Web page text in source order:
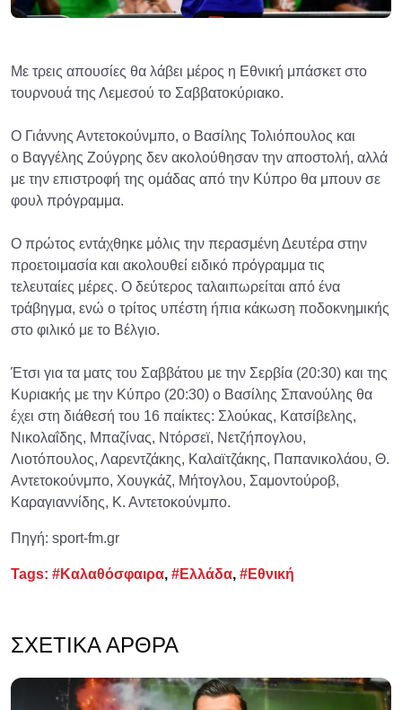
Με τρεις απουσίες θα λάβει μέρος η Εθνική μπάσκετ στο
τουρνουά της Λεμεσού το Σαββατοκύριακο.
Ο Γιάννης Αντετοκούνμπο, ο Βασίλης Τολιόπουλος και
ο Βαγγέλης Ζούγρης δεν ακολούθησαν την αποστολή, αλλά
με την επιστροφή της ομάδας από την Κύπρο θα μπουν σε
φουλ πρόγραμμα.
Ο πρώτος εντάχθηκε μόλις την περασμένη Δευτέρα στην
προετοιμασία και ακολουθεί ειδικό πρόγραμμα τις
τελευταίες μέρες. Ο δεύτερος ταλαιπωρείται από ένα
τράβηγμα, ενώ ο τρίτος υπέστη ήπια κάκωση ποδοκνημικής
στο φιλικό με το Βέλγιο.
Έτσι για τα ματς του Σαββάτου με την Σερβία (20:30) και της
Κυριακής με την Κύπρο (20:30) ο Βασίλης Σπανούλης θα
έχει στη διάθεσή του 16 παίκτες: Σλούκας, Κατσίβελης,
Νικολαΐδης, Μπαζίνας, Ντόρσεϊ, Νετζήπογλου,
Λιοτόπουλος, Λαρεντζάκης, Καλαϊτζάκης, Παπανικολάου, Θ.
Αντετοκούνμπο, Χουγκάζ, Μήτογλου, Σαμοντούροβ,
Καραγιαννίδης, Κ. Αντετοκούνμπο.
Πηγή: sport-fm.gr
Tags: #Καλαθόσφαιρα, #Ελλάδα, #Εθνική
ΣΧΕΤΙΚΆ ΆΡΘΡΑ